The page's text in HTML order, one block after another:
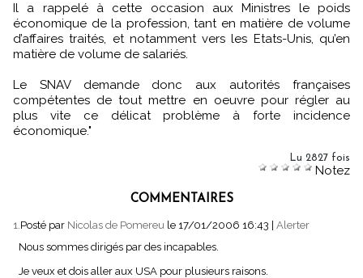
Il a rappelé à cette occasion aux Ministres le poids
économique de la profession, tant en matière de volume
d’affaires traités, et notamment vers les Etats-Unis, qu’en
matière de volume de salariés.
Le SNAV demande donc aux autorités françaises
compétentes de tout mettre en oeuvre pour régler au
plus vite ce délicat problème à forte incidence
économique."
Lu 2827 fois
Notez
COMMENTAIRES
1.Posté par Nicolas de Pomereu le 17/01/2006 16:43
Alerter
Nous sommes dirigés par des incapables.
Je veux et dois aller aux USA pour plusieurs raisons.